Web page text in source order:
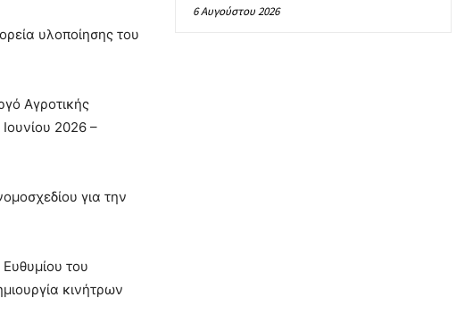
υλοποίησης του
Αγροτικής
2026 –
για την
του
κινήτρων
6 Αυγούστου 2026